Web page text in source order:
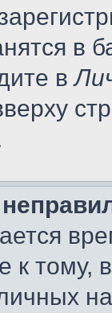
в
в
к тому,